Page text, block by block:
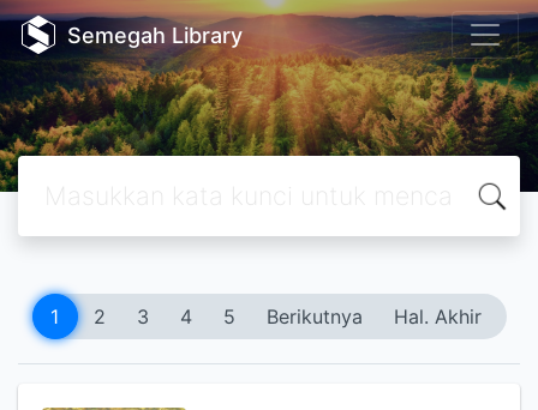
Semegah Library
1 2 3 4 5 Berikutnya Hal. Akhir